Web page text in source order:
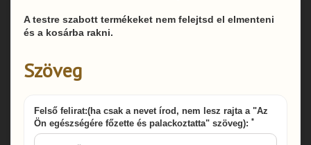
A testre szabott termékeket nem felejtsd el elmenteni
és a kosárba rakni.
Szöveg
Felső felirat:(ha csak a nevet írod, nem lesz rajta a "Az
Ön egészségére főzette és palackoztatta" szöveg): *